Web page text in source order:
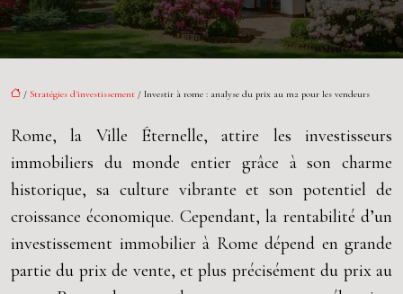
/ Stratégies d'investissement / Investir à rome : analyse du prix au m2 pour les vendeurs
Rome, la Ville Éternelle, attire les investisseurs
immobiliers du monde entier grâce à son charme
historique, sa culture vibrante et son potentiel de
croissance économique. Cependant, la rentabilité d’un
investissement immobilier à Rome dépend en grande
partie du prix de vente, et plus précisément du prix au